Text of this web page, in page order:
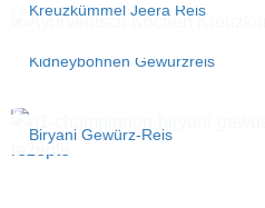
Kreuzkümmel Jeera Reis
Kidneybohnen Gewürzreis
Biryani Gewürz-Reis